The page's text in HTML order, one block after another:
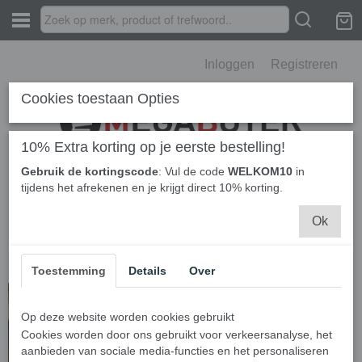
Inloggen Registreren
Home Berichten › Hoe doe je zelf een kleuranalyse?
kleuranalyse?
een
Cookies toestaan Opties
10% Extra korting op je eerste bestelling!
Gebruik de kortingscode: Vul de code WELKOM10 in
tijdens het afrekenen en je krijgt direct 10% korting.
Ok
Toestemming Details Over
Op deze website worden cookies gebruikt
Cookies worden door ons gebruikt voor verkeersanalyse, het
aanbieden van sociale media-functies en het personaliseren